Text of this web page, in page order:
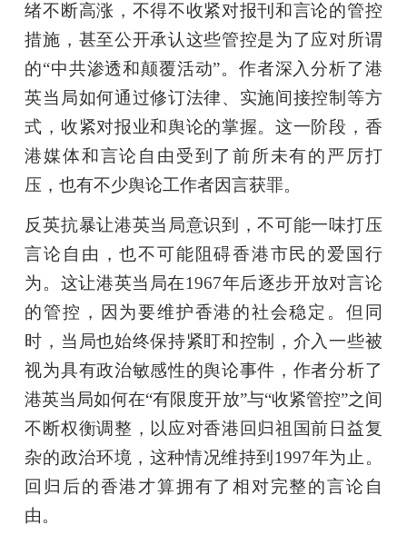
绪不断高涨，不得不收紧对报刊和言论的管控
措施，甚至公开承认这些管控是为了应对所谓
的“中共渗透和颠覆活动”。作者深入分析了港
英当局如何通过修订法律、实施间接控制等方
式，收紧对报业和舆论的掌握。这一阶段，香
港媒体和言论自由受到了前所未有的严厉打
压，也有不少舆论工作者因言获罪。
反英抗暴让港英当局意识到，不可能一味打压
言论自由，也不可能阻碍香港市民的爱国行
为。这让港英当局在1967年后逐步开放对言论
的管控，因为要维护香港的社会稳定。但同
时，当局也始终保持紧盯和控制，介入一些被
视为具有政治敏感性的舆论事件，作者分析了
港英当局如何在“有限度开放”与“收紧管控”之间
不断权衡调整，以应对香港回归祖国前日益复
杂的政治环境，这种情况维持到1997年为止。
回归后的香港才算拥有了相对完整的言论自
由。